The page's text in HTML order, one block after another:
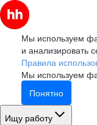
Мы используем
и анализировать
Правила
Мы используем
Понятно
Ищу работу